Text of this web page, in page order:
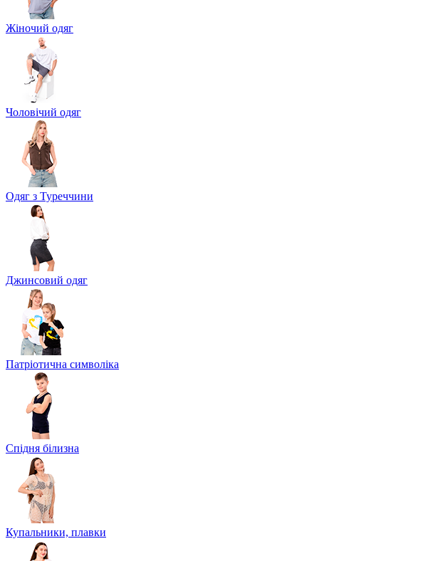
Жіночий одяг
Чоловічий одяг
Одяг з Туреччини
Джинсовий одяг
Патріотична символіка
Спідня білизна
Купальники, плавки